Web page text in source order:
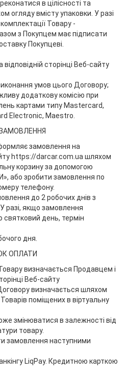
в цілісності та
огляду вмісту упаковки. У разі
Товару -
з Покупцем має підписати
Покупцеві.
сторінці Веб-сайту
умов цього Договору;
додаткову комісію при
картами типу Mastercard,
Electronic, Maestro.
замовлення на
https://darcar.com.ua шляхом
корзину за допомогою
або зробити замовлення по
телефону.
до 2 робочих днів з
разі, якщо замовлення
святковий день, термін
дня.
ОПЛАТИ
визначається Продавцем і
Веб-сайту
визначається шляхом
поміщених в віртуальну
змінюватися в залежності від
товару.
замовлення наступними
LiqPay. Кредитною карткою